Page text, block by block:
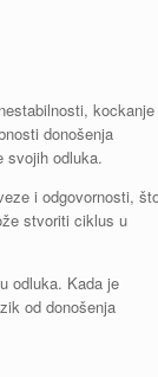
kockanje
donošenja
svojih odluka.
i odgovornosti,
stvoriti ciklus u
odluka. Kada je
od donošenja